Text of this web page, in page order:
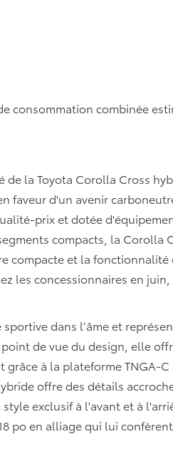
consommation combinée
de la Toyota Corolla Cross
faveur d'un avenir
prix et dotée
compacts, la Corolla
compacte et la
les concessionnaires en juin,
dans l’âme et
de vue du design, elle
à la plateforme TNGA-C
offre des détails
exclusif à l'avant et à
po en alliage qui lui